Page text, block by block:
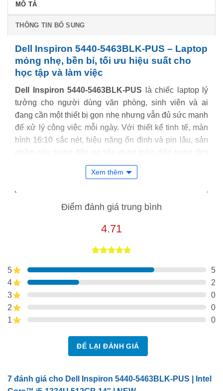
MÔ TẢ
THÔNG TIN BỔ SUNG
Dell Inspiron 5440-5463BLK-PUS – Laptop
mỏng nhẹ, bền bỉ, tối ưu hiệu suất cho
học tập và làm việc
Dell Inspiron 5440-5463BLK-PUS là chiếc laptop lý
tưởng cho người dùng văn phòng, sinh viên và ai
đang cần một thiết bị gọn nhẹ nhưng vẫn đủ sức mạnh
để xử lý công việc mỗi ngày. Với thiết kế tinh tế, màn
hình 16:10 sắc nét, hiệu năng ổn định và pin lâu, sản
phẩm này mang đến sự tiện dụng toàn diện trong tầm
Xem thêm
Điểm đánh giá trung bình
4.71
dựa trên
đánh giá
5
5
4
2
3
0
2
0
1
0
ĐỂ LẠI ĐÁNH GIÁ
7 đánh giá cho Dell Inspiron 5440-5463BLK-PUS | Intel